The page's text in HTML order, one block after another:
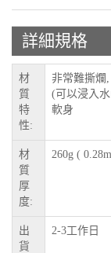
詳細規格
材
質
特
性:
非常難撕爛
(可以浸入
軟身
材
質
厚
度:
260g (
出
貨
2-3工作日